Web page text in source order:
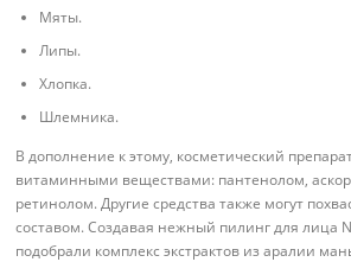
Мяты.
Липы.
Хлопка.
Шлемника.
В дополнение к этому, косметический
витаминными веществами: пантенолом,
ретинолом. Другие средства также могут
составом. Создавая нежный пилинг для лица
подобрали комплекс экстрактов из аралии